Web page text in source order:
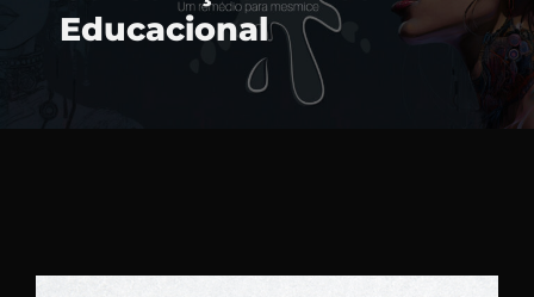
Educacional